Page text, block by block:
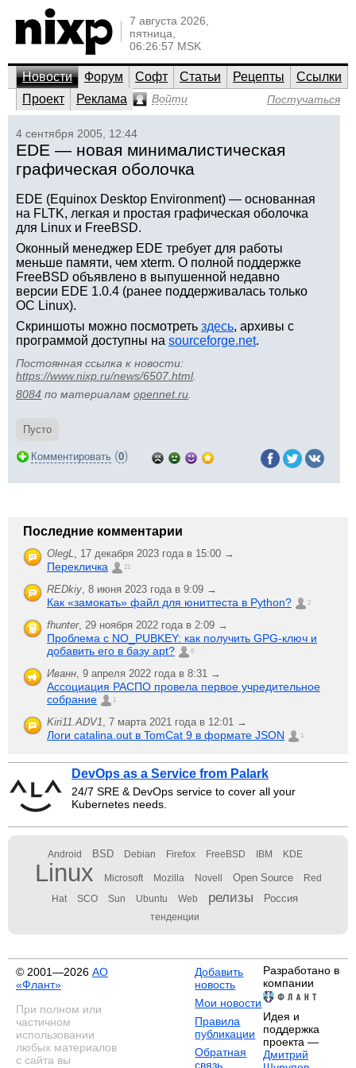
7 августа 2026,
пятница,
06:26:57 MSK
Новости Форум Софт Статьи Рецепты
Ссылки
Проект
Реклама Войти Постучаться
4 сентября 2005, 12:44
EDE — новая минималистическая
графическая оболочка
EDE (Equinox Desktop Environment) — основанная
на FLTK, легкая и простая графическая оболочка
для Linux и FreeBSD.
Оконный менеджер EDE требует для работы
меньше памяти, чем xterm. О полной поддержке
FreeBSD объявлено в выпушенной недавно
версии EDE 1.0.4 (ранее поддерживалась только
ОС Linux).
Скриншоты можно посмотреть здесь, архивы с
программой доступны на sourceforge.net.
Постоянная ссылка к новости:
https://www.nixp.ru/news/6507.html.
8084 по материалам opennet.ru
Пусто
Комментировать (0)
Последние комментарии
OlegL, 17 декабря 2023 года в 15:00 →
Перекличка 21
REDkiy, 8 июня 2023 года в 9:09 →
Как «замокать» файл для юниттеста в Python? 2
fhunter, 29 ноября 2022 года в 2:09 →
Проблема с NO_PUBKEY: как получить GPG-ключ и
добавить его в базу apt?
6
Иванн, 9 апреля 2022 года в 8:31 →
Ассоциация РАСПО провела первое учредительное
собрание
1
Kiri11.ADV1, 7 марта 2021 года в 12:01 →
Логи catalina.out в TomCat 9 в формате JSON 1
DevOps as a Service from Palark
24/7 SRE & DevOps service to cover all your
Kubernetes needs.
Android BSD Debian Firefox FreeBSD IBM KDE
Linux Microsoft Mozilla Novell Open Source Red
Hat SCO Sun Ubuntu Web релизы Россия
тенденции
© 2001—2026 АО
«Флант»
При полном или
частичном
использовании
любых материалов
с сайта вы
Добавить
новость
Мои новости
Правила
публикации
Обратная
связь
Разработано в
компании
Идея и
поддержка
проекта —
Дмитрий